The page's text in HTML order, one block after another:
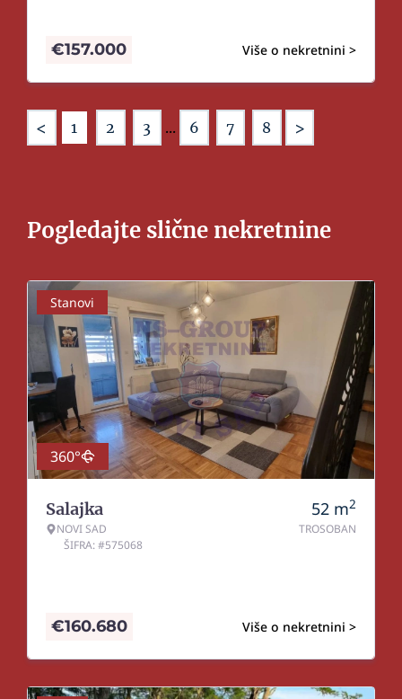
Više o nekretnini >
€157.000
< 1 2 3 ... 6 7 8 >
Pogledajte slične nekretnine
Stanovi
360°
Salajka
NOVI SAD
ŠIFRA: #575068
52 m2
TROSOBAN
Više o nekretnini >
€160.680